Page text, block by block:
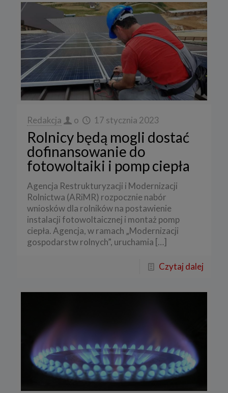
Redakcja o 17 stycznia 2023
Rolnicy będą mogli dostać
dofinansowanie do
fotowoltaiki i pomp ciepła
Agencja Restrukturyzacji i Modernizacji
Rolnictwa (ARiMR) rozpocznie nabór
wniosków dla rolników na postawienie
instalacji fotowoltaicznej i montaż pomp
ciepła. Agencja, w ramach „Modernizacji
gospodarstw rolnych”, uruchamia […]
Czytaj dalej